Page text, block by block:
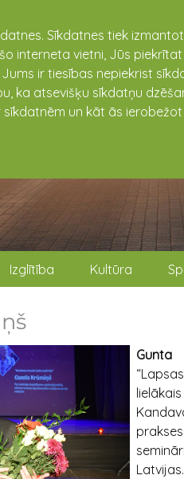
Sīkdatnes tiek
interneta vietni, Jūs
ir tiesības nepiekrist
ka atsevišķu sīkdatņu
un kāt ās
Izglītība Kultūra
Gunta